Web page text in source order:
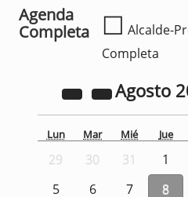
Agenda
Completa
☐ Alcalde-
Completa
Agosto
Lun Mar Mié Jue
29 30 31 1
5
6 7 8